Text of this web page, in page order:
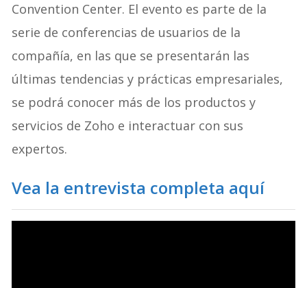
Convention Center. El evento es parte de la
serie de conferencias de usuarios de la
compañía, en las que se presentarán las
últimas tendencias y prácticas empresariales,
se podrá conocer más de los productos y
servicios de Zoho e interactuar con sus
expertos.
Vea la entrevista completa aquí